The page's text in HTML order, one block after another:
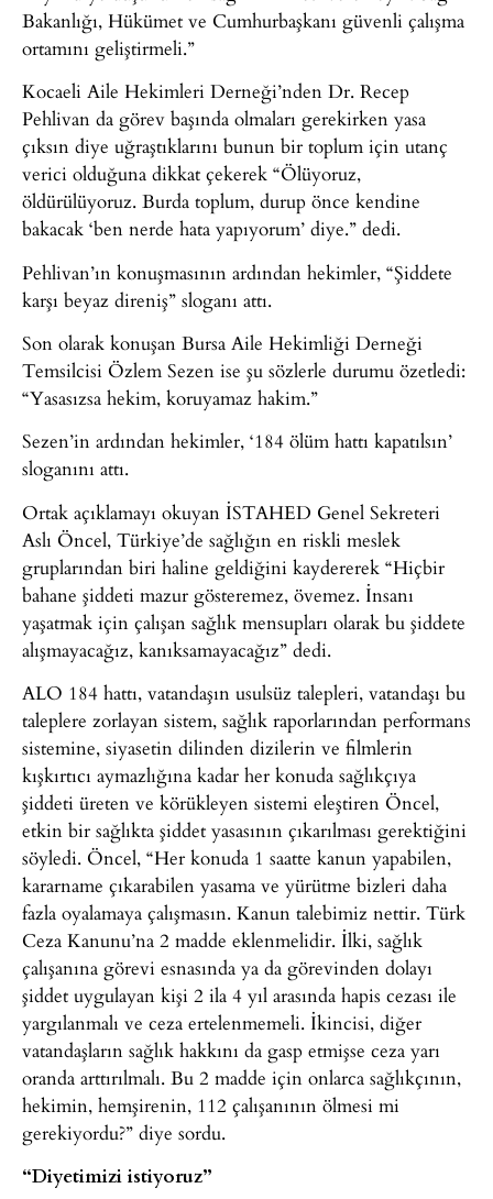
Bakanlığı, Hükümet ve Cumhurbaşkanı güvenli çalışma
ortamını geliştirmeli.”
Kocaeli Aile Hekimleri Derneği’nden Dr. Recep
Pehlivan da görev başında olmaları gerekirken yasa
çıksın diye uğraştıklarını bunun bir toplum için utanç
verici olduğuna dikkat çekerek “Ölüyoruz,
öldürülüyoruz. Burda toplum, durup önce kendine
bakacak ‘ben nerde hata yapıyorum’ diye.” dedi.
Pehlivan’ın konuşmasının ardından hekimler, “Şiddete
karşı beyaz direniş” sloganı attı.
Son olarak konuşan Bursa Aile Hekimliği Derneği
Temsilcisi Özlem Sezen ise şu sözlerle durumu özetledi:
“Yasasızsa hekim, koruyamaz hakim.”
Sezen’in ardından hekimler, ‘184 ölüm hattı kapatılsın’
sloganını attı.
Ortak açıklamayı okuyan İSTAHED Genel Sekreteri
Aslı Öncel, Türkiye’de sağlığın en riskli meslek
gruplarından biri haline geldiğini kaydererek “Hiçbir
bahane şiddeti mazur gösteremez, övemez. İnsanı
yaşatmak için çalışan sağlık mensupları olarak bu şiddete
alışmayacağız, kanıksamayacağız” dedi.
ALO 184 hattı, vatandaşın usulsüz talepleri, vatandaşı bu
taleplere zorlayan sistem, sağlık raporlarından performans
sistemine, siyasetin dilinden dizilerin ve filmlerin
kışkırtıcı aymazlığına kadar her konuda sağlıkçıya
şiddeti üreten ve körükleyen sistemi eleştiren Öncel,
etkin bir sağlıkta şiddet yasasının çıkarılması gerektiğini
söyledi. Öncel, “Her konuda 1 saatte kanun yapabilen,
kararname çıkarabilen yasama ve yürütme bizleri daha
fazla oyalamaya çalışmasın. Kanun talebimiz nettir. Türk
Ceza Kanunu’na 2 madde eklenmelidir. İlki, sağlık
çalışanına görevi esnasında ya da görevinden dolayı
şiddet uygulayan kişi 2 ila 4 yıl arasında hapis cezası ile
yargılanmalı ve ceza ertelenmemeli. İkincisi, diğer
vatandaşların sağlık hakkını da gasp etmişse ceza yarı
oranda arttırılmalı. Bu 2 madde için onlarca sağlıkçının,
hekimin, hemşirenin, 112 çalışanının ölmesi mi
gerekiyordu?” diye sordu.
“Diyetimizi istiyoruz”